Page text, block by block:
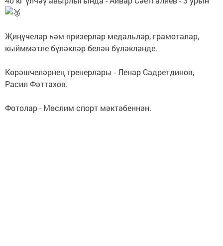
Җиңүчеләр һәм призерлар медальләр, грамоталар,
кыйммәтле бүләкләр белән бүләкләнде.
Көрәшчеләрнең тренерлары - Ленар Садретдинов,
Расил Фәттахов.
Фотолар - Мөслим спорт мәктәбеннән.